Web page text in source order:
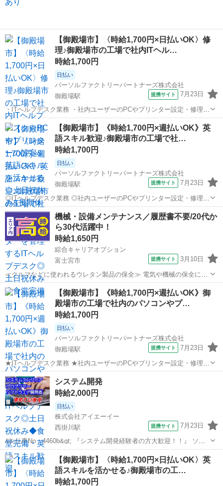
【御殿場市】〈時給1,700円×日払いOK〉修
理♪御殿場市の工場で社内ITヘル…
時給1,700円
日払い
パーソルファクトリーパートナーズ株式会社
御殿場駅
提携サイト 7月23日
・ITヘルプデスク業務 ・社内ユーザーのPCやプリンター設定・修理な
どをお任せします ・パソコンやプリンターの管理、ネットワークやサ
ーバーの運用など ・ITの運用業務の経験が活かせます ※英語の会話や
読み書きができる方歓迎 ...
静岡 御殿場市 御殿場駅 その他
【御殿場市】《時給1,700円×週払いOK》英
語スキル歓迎♪御殿場市の工場で社…
時給1,700円
日払い
パーソルファクトリーパートナーズ株式会社
御殿場駅
提携サイト 7月23日
◎ITヘルプデスク業務 ◎社内ユーザーのPCやプリンター設定・修理な
どをお任せいたします ・パソコンやプリンターの管理、ネットワーク
やサーバーの運用など ◎ITの運用業務の経験が活かせます ※英語の会
話や読み書きができる方歓...
静岡 御殿場市 御殿場駅 その他
機械・設備メンテナンス／履歴書不要/20代か
ら30代活躍中！
時給1,650円
綜合キャリアオプション
富士宮市
提携サイト 3月10日
≪クルマなどに使われるウレタン製品の保全≫ 電気や機械の保全に関
わるお仕事をお任せします。 ※工業系学校卒業していれば経験なくて
もOKです！ ■お仕事PR ≪時間にメリハリを≫ 残業はほとんどナシ！
場合によってはお願いす...
静岡 富士宮市 その他
【御殿場市】《時給1,700円×週払いOK》御
殿場市の工場で社内のパソコンやプ…
時給1,700円
日払い
パーソルファクトリーパートナーズ株式会社
御殿場駅
提携サイト 7月23日
★ITヘルプデスク業務 ★社内ユーザーのPCやプリンター設定・修理な
どをおまかせします ・パソコンやプリンターの管理、ネットワークや
サーバーの運用など ★ITの運用業務の経験が活かせます ※英語の会話
や読み書きができる方歓迎...
静岡 御殿場市 御殿場駅
システム開発
時給2,000円
日払い
株式会社アイエーイー
西掛川駅
提携サイト 7月23日
&lt;仕事No：4460b&gt; 『システム開発経験者の方大歓迎！！』 ソフ
トウェアの開発を主に行っている会社さんでのお仕事♪ 開発経験を活
かして組込みソフト開発のお仕事にチャレンジしてみませんか！ ※業
務内容 〇家電...
静岡 掛川市 西掛川駅 その他
【御殿場市】〈時給1,700円×日払いOK〉英
語スキルを活かせる♪御殿場市の工…
時給1,700円